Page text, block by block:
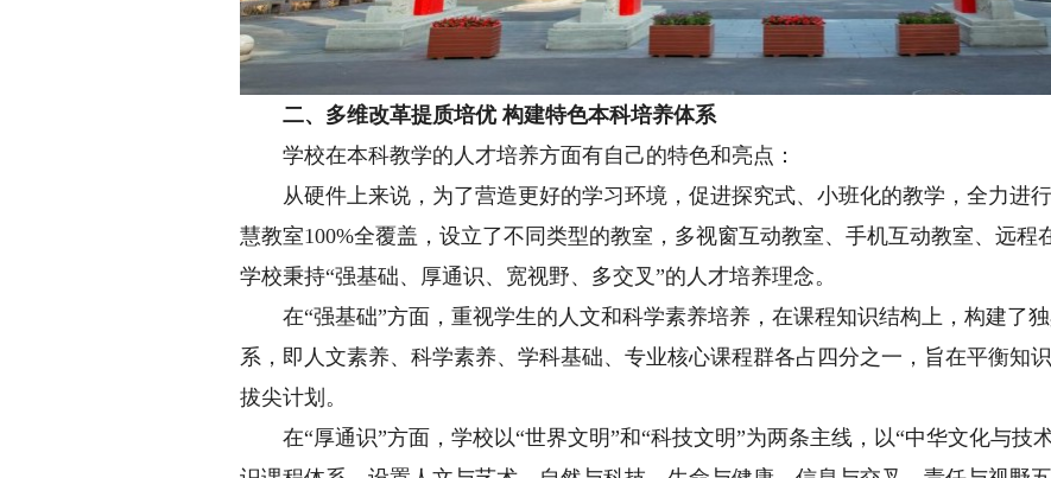
二、多维改革提质培优 构建特色本科培养体系
学校在本科教学的人才培养方面有自己的特色和亮点：
从硬件上来说，为了营造更好的学习环境，促进探究式、小班化的教学，全力进
慧教室100%全覆盖，设立了不同类型的教室，多视窗互动教室、手机互动教室、远程
学校秉持“强基础、厚通识、宽视野、多交叉”的人才培养理念。
在“强基础”方面，重视学生的人文和科学素养培养，在课程知识结构上，构建了独
系，即人文素养、科学素养、学科基础、专业核心课程群各占四分之一，旨在平衡知
拔尖计划。
在“厚通识”方面，学校以“世界文明”和“科技文明”为两条主线，以“中华文化与技